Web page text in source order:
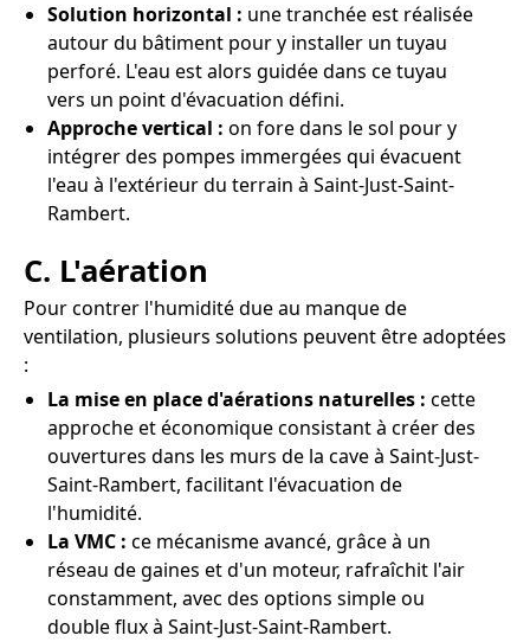
Solution horizontal : une tranchée est réalisée
autour du bâtiment pour y installer un tuyau
perforé. L'eau est alors guidée dans ce tuyau
vers un point d'évacuation défini.
Approche vertical : on fore dans le sol pour y
intégrer des pompes immergées qui évacuent
l'eau à l'extérieur du terrain à Saint-Just-Saint-
Rambert.
C. L'aération
Pour contrer l'humidité due au manque de
ventilation, plusieurs solutions peuvent être adoptées
:
La mise en place d'aérations naturelles : cette
approche et économique consistant à créer des
ouvertures dans les murs de la cave à Saint-Just-
Saint-Rambert, facilitant l'évacuation de
l'humidité.
La VMC : ce mécanisme avancé, grâce à un
réseau de gaines et d'un moteur, rafraîchit l'air
constamment, avec des options simple ou
double flux à Saint-Just-Saint-Rambert.